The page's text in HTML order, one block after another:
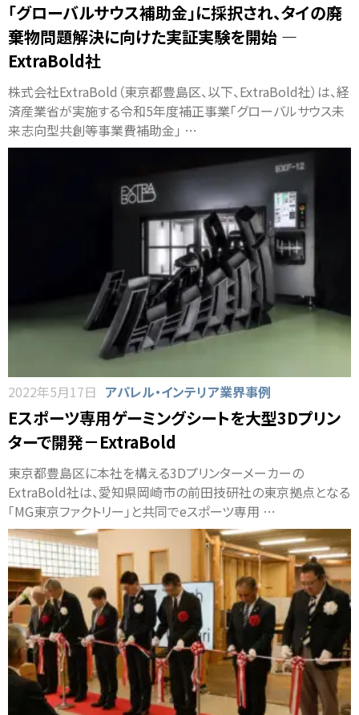
「グローバルサウス補助金」に採択され、タイの廃
棄物問題解決に向けた実証実験を開始 ―
ExtraBold社
株式会社ExtraBold（東京都豊島区、以下、ExtraBold社）は、経
済産業省が実施する令和5年度補正事業「グローバルサウス未
来志向型共創等事業費補助金」 …
2022年5月17日 アパレル・インテリア業界事例
Eスポーツ専用ゲーミングシートを大型3Dプリン
ターで開発－ExtraBold
東京都豊島区に本社を構える3Dプリンターメーカーの
ExtraBold社は、愛知県岡崎市の前田技研社の東京拠点となる
「MG東京ファクトリー」と共同でeスポーツ専用 …